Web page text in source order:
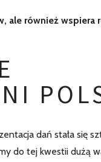
ale również wspiera
dań stała się
do tej kwestii dużą